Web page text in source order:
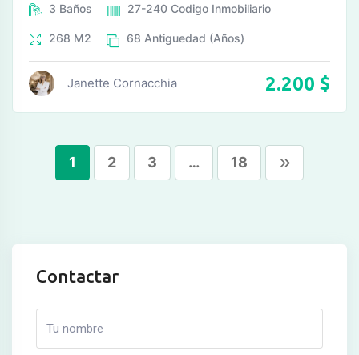
3 Baños 27-240 Codigo Inmobiliario
268 M2 68 Antiguedad (Años)
Janette Cornacchia 2.200 $
1 2 3 … 18
Contactar